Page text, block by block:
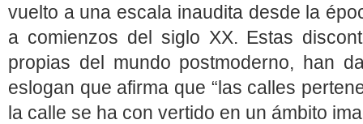
vuelto a una escala inaudita desde la
a comienzos del siglo XX. Estas
propias del mundo postmoderno, han
eslogan que afirma que “las calles
la calle se ha con vertido en un ámbito